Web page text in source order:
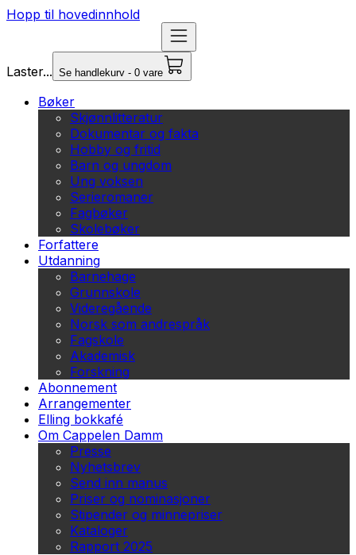
Hopp til hovedinnhold
Laster... Se handlekurv - 0 vare
Bøker
Skjønnlitteratur
Dokumentar og fakta
Hobby og fritid
Barn og ungdom
Ung voksen
Serieromaner
Fagbøker
Skolebøker
Forfattere
Utdanning
Barnehage
Grunnskole
Videregående
Norsk som andrespråk
Fagskole
Akademisk
Forskning
Abonnement
Arrangementer
Elling bokkafé
Om Cappelen Damm
Presse
Nyhetsbrev
Send inn manus
Priser og nominasjoner
Stipender og minnepriser
Kataloger
Rapport 2025